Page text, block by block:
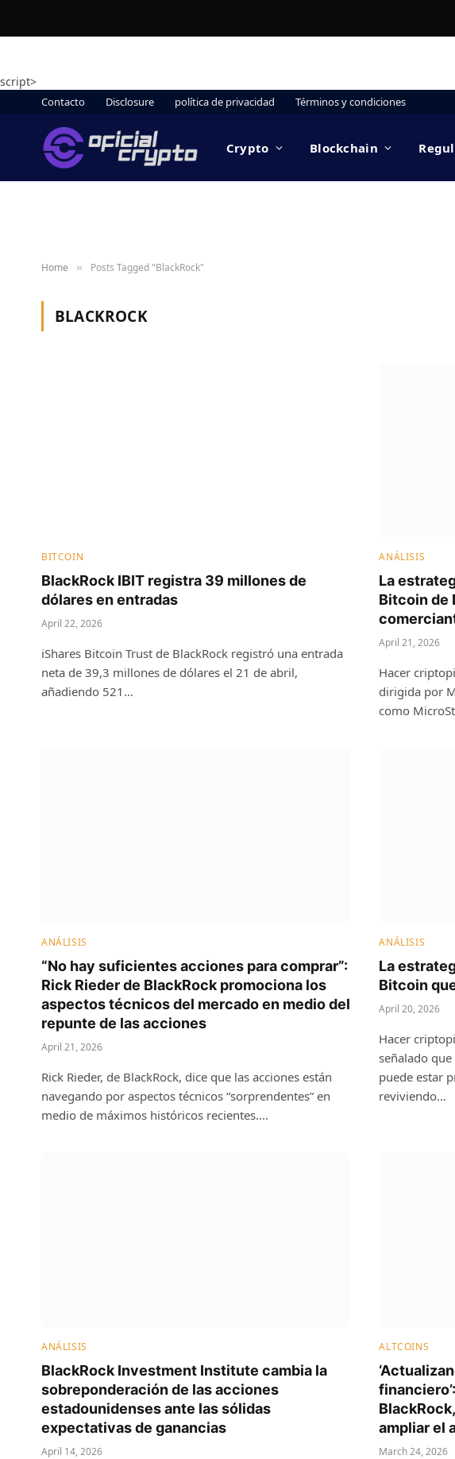
script>
Contacto Disclosure política de privacidad Términos y condiciones
Crypto Blockchain
Home » Posts Tagged "BlackRock"
BLACKROCK
BITCOIN
BlackRock IBIT registra 39 millones de
dólares en entradas
April 22, 2026
iShares Bitcoin Trust de BlackRock registró una entrada
neta de 39,3 millones de dólares el 21 de abril,
añadiendo 521…
ANÁLISIS
La
Bitcoin de
April 21, 2026
Hacer
dirigida por
como
ANÁLISIS
“No hay suficientes acciones para comprar”:
Rick Rieder de BlackRock promociona los
aspectos técnicos del mercado en medio del
repunte de las acciones
April 21, 2026
Rick Rieder, de BlackRock, dice que las acciones están
navegando por aspectos técnicos “sorprendentes” en
medio de máximos históricos recientes.…
ANÁLISIS
La
Bitcoin
April 20, 2026
Hacer
señalado
puede estar
reviviendo…
ANÁLISIS
BlackRock Investment Institute cambia la
sobreponderación de las acciones
estadounidenses ante las sólidas
expectativas de ganancias
April 14, 2026
ALTCOINS
ampliar el
March 24, 2026